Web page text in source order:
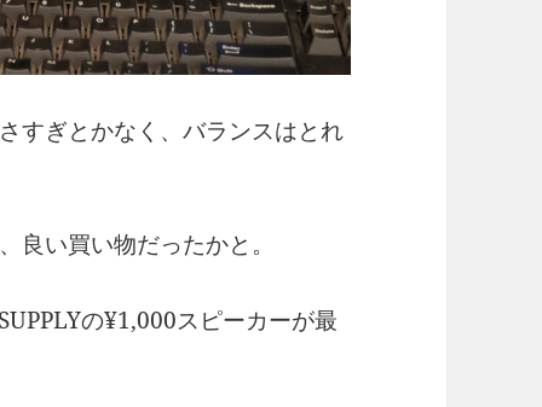
すぎとかなく、バランスはとれ
良い買い物だったかと。
の¥1,000スピーカーが最